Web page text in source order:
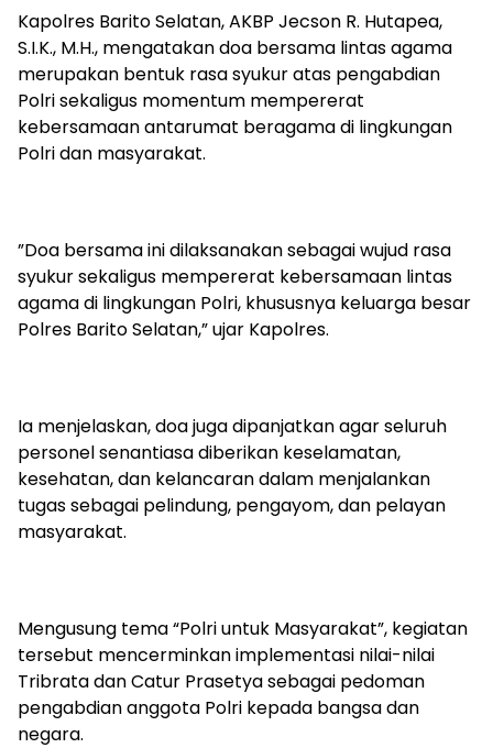
‎Kapolres Barito Selatan, AKBP Jecson R. Hutapea,
S.I.K., M.H., mengatakan doa bersama lintas agama
merupakan bentuk rasa syukur atas pengabdian
Polri sekaligus momentum mempererat
kebersamaan antarumat beragama di lingkungan
Polri dan masyarakat.
‎”Doa bersama ini dilaksanakan sebagai wujud rasa
syukur sekaligus mempererat kebersamaan lintas
agama di lingkungan Polri, khususnya keluarga besar
Polres Barito Selatan,” ujar Kapolres.
‎Ia menjelaskan, doa juga dipanjatkan agar seluruh
personel senantiasa diberikan keselamatan,
kesehatan, dan kelancaran dalam menjalankan
tugas sebagai pelindung, pengayom, dan pelayan
masyarakat.
‎Mengusung tema “Polri untuk Masyarakat”, kegiatan
tersebut mencerminkan implementasi nilai-nilai
Tribrata dan Catur Prasetya sebagai pedoman
pengabdian anggota Polri kepada bangsa dan
negara.